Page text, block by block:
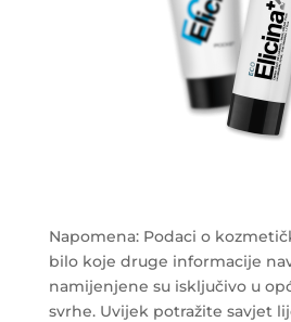
Napomena: Podaci o
bilo koje druge informacije
namijenjene su isključivo u
svrhe. Uvijek potražite savjet